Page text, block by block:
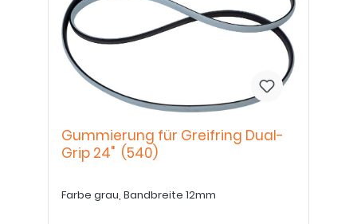
Gummierung für Greifring Dual-
Grip 24" (540)
Farbe grau, Bandbreite 12mm